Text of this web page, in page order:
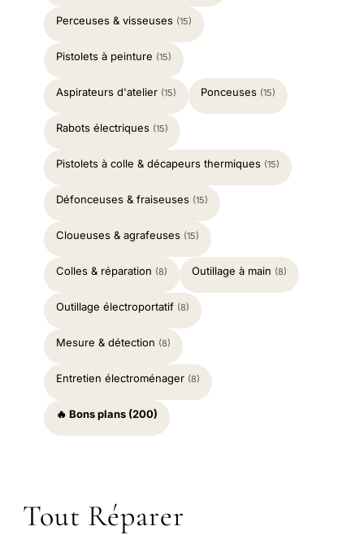
Perceuses & visseuses (15)
Pistolets à peinture (15)
Aspirateurs d'atelier (15) Ponceuses (15)
Rabots électriques (15)
Pistolets à colle & décapeurs thermiques (15)
Défonceuses & fraiseuses (15)
Cloueuses & agrafeuses (15)
Colles & réparation (8) Outillage à main (8)
Outillage électroportatif (8)
Mesure & détection (8)
Entretien électroménager (8)
🔥 Bons plans (200)
Tout Réparer